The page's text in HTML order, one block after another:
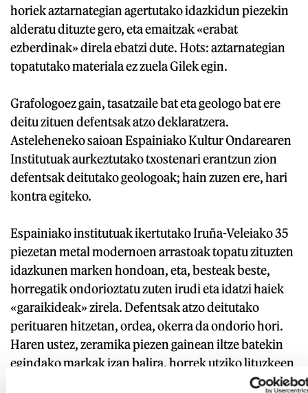
horiek aztarnategian agertutako idazkidun piezekin
alderatu dituzte gero, eta emaitzak «erabat
ezberdinak» direla ebatzi dute. Hots: aztarnategian
topatutako materiala ez zuela Gilek egin.
Grafologoez gain, tasatzaile bat eta geologo bat ere
deitu zituen defentsak atzo deklaratzera.
Asteleheneko saioan Espainiako Kultur Ondarearen
Institutuak aurkeztutako txostenari erantzun zion
defentsak deitutako geologoak; hain zuzen ere, hari
kontra egiteko.
Espainiako institutuak ikertutako Iruña-Veleiako 35
piezetan metal modernoen arrastoak topatu zituzten
idazkunen marken hondoan, eta, besteak beste,
horregatik ondorioztatu zuten irudi eta idatzi haiek
«garaikideak» zirela. Defentsak atzo deitutako
perituaren hitzetan, ordea, okerra da ondorio hori.
Haren ustez, zeramika piezen gainean iltze batekin
egindako markak izan balira, horrek utziko lituzkeen
partikulak 50 mikra baino handiagoak izango